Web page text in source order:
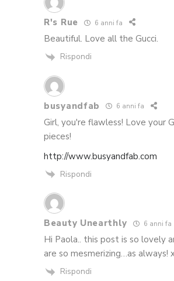
R's Rue 6 anni fa
Beautiful. Love all the Gucci.
Rispondi
busyandfab 6 anni fa
Girl, you're flawless! Love your
pieces!
http://www.busyandfab.com
Rispondi
Beauty Unearthly 6 anni fa
Hi Paola.. this post is so lovely
are so mesmerizing…as always!
Rispondi